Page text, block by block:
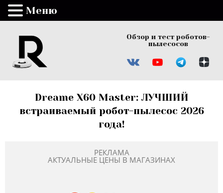
Обзор и тест роботов-
пылесосов
Dreame X60 Master: ЛУЧШИЙ
встраиваемый робот-пылесос 2026
года!
РЕКЛАМА
АКТУАЛЬНЫЕ ЦЕНЫ В МАГАЗИНАХ
Меню